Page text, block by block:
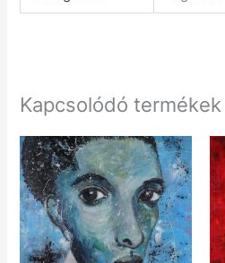
Kapcsolódó termékek